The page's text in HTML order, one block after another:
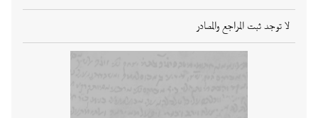
لا توجد ثبت المراجع والمصادر